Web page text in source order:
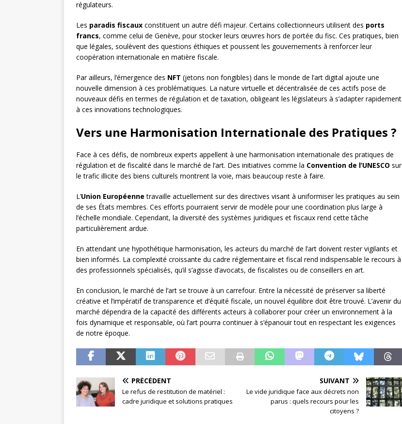
régulateurs.
Les paradis fiscaux constituent un autre défi majeur. Certains collectionneurs utilisent des ports
francs, comme celui de Genève, pour stocker leurs œuvres hors de portée du fisc. Ces pratiques, bien
que légales, soulèvent des questions éthiques et poussent les gouvernements à renforcer leur
coopération internationale en matière fiscale.
Par ailleurs, l’émergence des NFT (jetons non fongibles) dans le monde de l’art digital ajoute une
nouvelle dimension à ces problématiques. La nature virtuelle et décentralisée de ces actifs pose de
nouveaux défis en termes de régulation et de taxation, obligeant les législateurs à s’adapter rapidement
à ces innovations technologiques.
Vers une Harmonisation Internationale des Pratiques ?
Face à ces défis, de nombreux experts appellent à une harmonisation internationale des pratiques de
régulation et de fiscalité dans le marché de l’art. Des initiatives comme la Convention de l’UNESCO sur
le trafic illicite des biens culturels montrent la voie, mais beaucoup reste à faire.
L’Union Européenne travaille actuellement sur des directives visant à uniformiser les pratiques au sein
de ses États membres. Ces efforts pourraient servir de modèle pour une coordination plus large à
l’échelle mondiale. Cependant, la diversité des systèmes juridiques et fiscaux rend cette tâche
particulièrement ardue.
En attendant une hypothétique harmonisation, les acteurs du marché de l’art doivent rester vigilants et
bien informés. La complexité croissante du cadre réglementaire et fiscal rend indispensable le recours à
des professionnels spécialisés, qu’il s’agisse d’avocats, de fiscalistes ou de conseillers en art.
En conclusion, le marché de l’art se trouve à un carrefour. Entre la nécessité de préserver sa liberté
créative et l’impératif de transparence et d’équité fiscale, un nouvel équilibre doit être trouvé. L’avenir du
marché dépendra de la capacité des différents acteurs à collaborer pour créer un environnement à la
fois dynamique et responsable, où l’art pourra continuer à s’épanouir tout en respectant les exigences
de notre époque.
PRÉCÉDENT
Le refus de restitution de matériel :
cadre juridique et solutions pratiques
SUIVANT
Le vide juridique face aux décrets non
parus : quels recours pour les
citoyens ?